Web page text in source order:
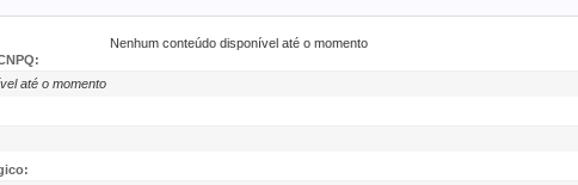
Nenhum conteúdo disponível até o momento
até o momento